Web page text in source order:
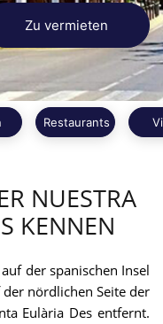
Zu vermieten
Restaurants
NUESTRA
KENNEN
der spanischen Insel
nördlichen Seite der
Eulària Des entfernt.